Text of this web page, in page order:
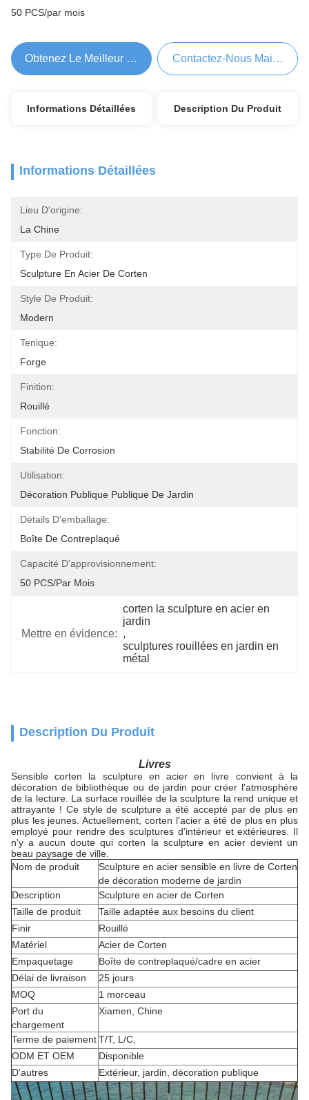
50 PCS/par mois
Obtenez Le Meilleur Prix Contactez-Nous Maintenant
Informations Détaillées Description Du Produit
Informations Détaillées
Lieu D'origine:
La Chine
Type De Produit:
Sculpture En Acier De Corten
Style De Produit:
Modern
Tenique:
Forge
Finition:
Rouillé
Fonction:
Stabilité De Corrosion
Utilisation:
Décoration Publique Publique De Jardin
Détails D'emballage:
Boîte De Contreplaqué
Capacité D'approvisionnement:
50 PCS/par Mois
Mettre en évidence:
corten la sculpture en acier en
jardin
,
sculptures rouillées en jardin en
métal
Description Du Produit
Livres
Sensible corten la sculpture en acier en livre convient à la
décoration de bibliothèque ou de jardin pour créer l'atmosphère
de la lecture. La surface rouillée de la sculpture la rend unique et
attrayante ! Ce style de sculpture a été accepté par de plus en
plus les jeunes. Actuellement, corten l'acier a été de plus en plus
employé pour rendre des sculptures d'intérieur et extérieures. Il
n'y a aucun doute qui corten la sculpture en acier devient un
beau paysage de ville.
Nom de produit
Sculpture en acier sensible en livre de Corten
de décoration moderne de jardin
Description
Sculpture en acier de Corten
Taille de produit
Taille adaptée aux besoins du client
Finir
Rouillé
Matériel
Acier de Corten
Empaquetage
Boîte de contreplaqué/cadre en acier
Délai de livraison
25 jours
MOQ
1 morceau
Port du
chargement
Xiamen, Chine
Terme de paiementT/T, L/C,
ODM ET OEM
Disponible
D'autres
Extérieur, jardin, décoration publique